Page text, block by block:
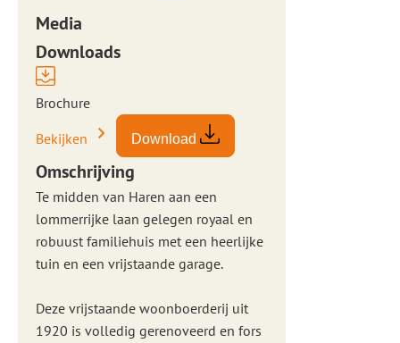
Media
Downloads
Brochure
Bekijken
Download
Omschrijving
Te midden van Haren aan een
lommerrijke laan gelegen royaal en
robuust familiehuis met een heerlijke
tuin en een vrijstaande garage.
Deze vrijstaande woonboerderij uit
1920 is volledig gerenoveerd en fors